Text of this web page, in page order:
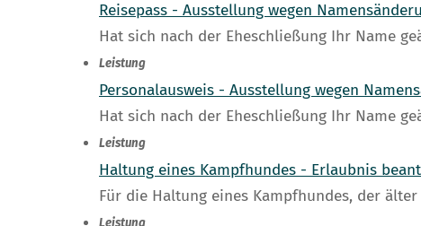
Reisepass - Ausstellung wegen
Hat sich nach der Eheschließung Ihr Name
Leistung
Personalausweis - Ausstellung wegen
Hat sich nach der Eheschließung Ihr Name
Leistung
Haltung eines Kampfhundes - Erlaubnis
Für die Haltung eines Kampfhundes, der